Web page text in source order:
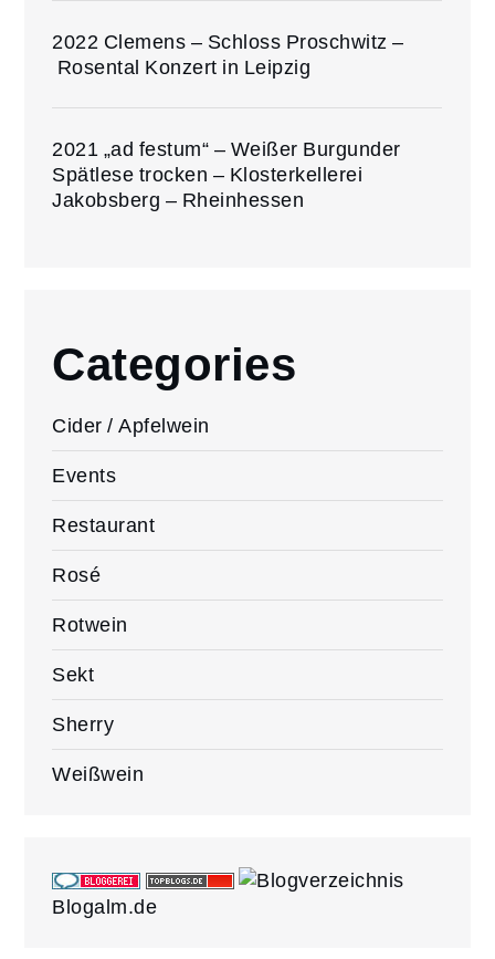
2022 Clemens – Schloss Proschwitz –
Rosental Konzert in Leipzig
2021 „ad festum“ – Weißer Burgunder
Spätlese trocken – Klosterkellerei
Jakobsberg – Rheinhessen
Categories
Cider / Apfelwein
Events
Restaurant
Rosé
Rotwein
Sekt
Sherry
Weißwein
Blogalm.de